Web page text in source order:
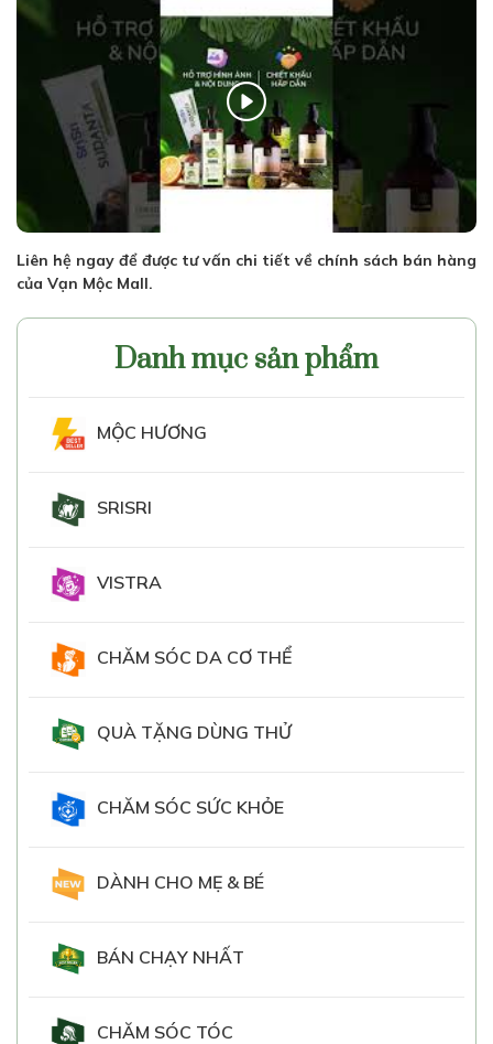
Liên hệ ngay để được tư vấn chi tiết về chính sách bán hàng
của Vạn Mộc Mall.
Danh mục sản phẩm
MỘC HƯƠNG
SRISRI
VISTRA
CHĂM SÓC DA CƠ THỂ
QUÀ TẶNG DÙNG THỬ
CHĂM SÓC SỨC KHỎE
DÀNH CHO MẸ & BÉ
BÁN CHẠY NHẤT
CHĂM SÓC TÓC